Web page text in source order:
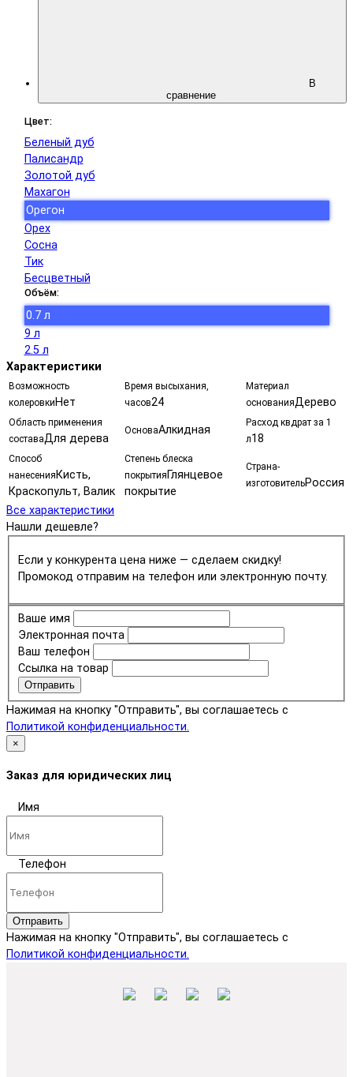
В
сравнение
Цвет:
Беленый дуб
Палисандр
Золотой дуб
Махагон
Орегон
Орех
Сосна
Тик
Бесцветный
Объём:
0.7 л
9 л
2.5 л
Характеристики
Возможность
колеровки Нет
Время высыхания,
часов24
Материал
основанияДерево
Область применения
составаДля дерева
ОсноваАлкидная
Расход квдрат за 1
л18
Способ
нанесения Кисть,
Краскопульт, Валик
Степень блеска
покрытия Глянцевое
покрытие
Страна-
изготовительРоссия
Все характеристики
Нашли дешевле?
Если у конкурента цена ниже — сделаем скидку!
Промокод отправим на телефон или электронную почту.
Ваше имя
Электронная почта
Ваш телефон
Ссылка на товар
Отправить
Нажимая на кнопку "Отправить", вы соглашаетесь с
Политикой конфиденциальности.
×
Заказ для юридических лиц
Имя
Телефон
Отправить
Нажимая на кнопку "Отправить", вы соглашаетесь с
Политикой конфиденциальности.